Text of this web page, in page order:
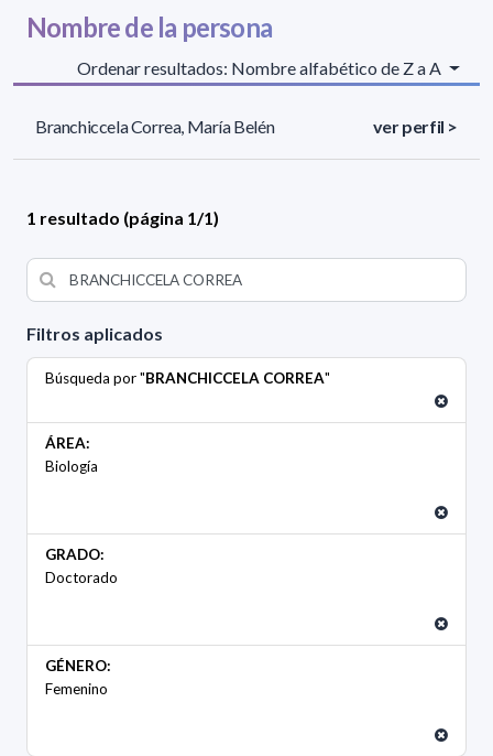
Filtros aplicados
Búsqueda por "BRANCHICCELA CORREA"
ÁREA:
Biología
GRADO:
Doctorado
GÉNERO:
Femenino
Nombre de la persona
Ordenar resultados: Nombre alfabético de Z a A
Branchiccela Correa, María Belén ver perfil >
1 resultado (página 1/1)